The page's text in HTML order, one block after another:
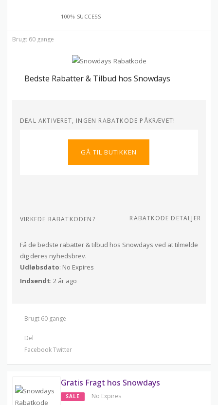
100% SUCCESS
Brugt 60 gange
Bedste Rabatter & Tilbud hos Snowdays
DEAL AKTIVERET, INGEN RABATKODE PÅKRÆVET!
GÅ TIL BUTIKKEN
VIRKEDE RABATKODEN? RABATKODE DETALJER
Få de bedste rabatter & tilbud hos Snowdays ved at tilmelde
dig deres nyhedsbrev.
Udløbsdato: No Expires
Indsendt: 2 år ago
Brugt 60 gange
Del
FacebookTwitter
Gratis Fragt hos Snowdays
SALE No Expires